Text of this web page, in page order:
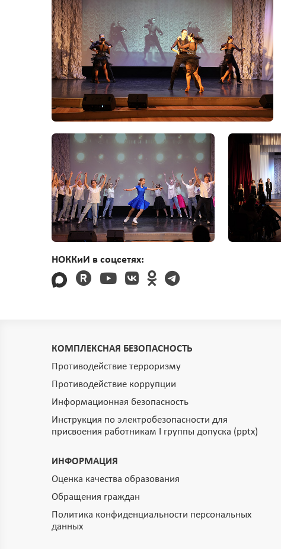
НОККиИ в соцсетях:
КОМПЛЕКСНАЯ БЕЗОПАСНОСТЬ
Противодействие терроризму
Противодействие коррупции
Информационная безопасность
Инструкция по электробезопасности для
присвоения работникам I группы допуска (pptx)
ИНФОРМАЦИЯ
Оценка качества образования
Обращения граждан
Политика конфиденциальности персональных
данных